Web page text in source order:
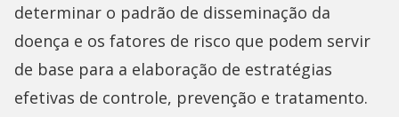
determinar o padrão de disseminação da
doença e os fatores de risco que podem servir
de base para a elaboração de estratégias
efetivas de controle, prevenção e tratamento.